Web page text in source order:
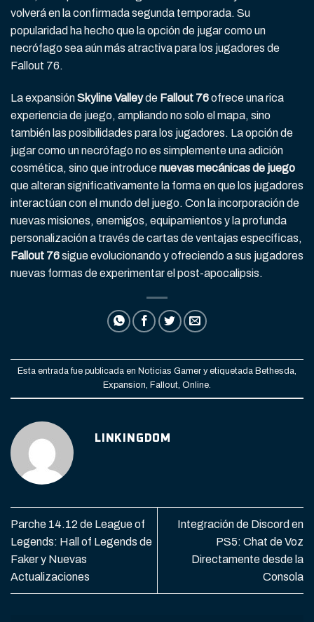
volverá en la confirmada segunda temporada. Su
popularidad ha hecho que la opción de jugar como un
necrófago sea aún más atractiva para los jugadores de
Fallout 76.
La expansiónSkyline Valleyde Fallout 76ofrece una rica
experiencia de juego, ampliando no solo el mapa, sino
también las posibilidades para los jugadores. La opción de
jugar como un necrófago no es simplemente una adición
cosmética, sino que introducenuevas mecánicas de juego
que alteran significativamente la forma en que los jugadores
interactúan con el mundo del juego. Con la incorporación de
nuevas misiones, enemigos, equipamientos y la profunda
personalización a través de cartas de ventajas específicas,
Fallout 76sigue evolucionando y ofreciendo a sus jugadores
nuevas formas de experimentar el post-apocalipsis.
Esta entrada fue publicada en Noticias Gamer y etiquetada Bethesda,
Expansion, Fallout, Online.
LINKINGDOM
Parche 14.12 de League of
Legends: Hall of Legends de
Faker y Nuevas
Actualizaciones
Integración de Discord en
PS5: Chat de Voz
Directamente desde la
Consola